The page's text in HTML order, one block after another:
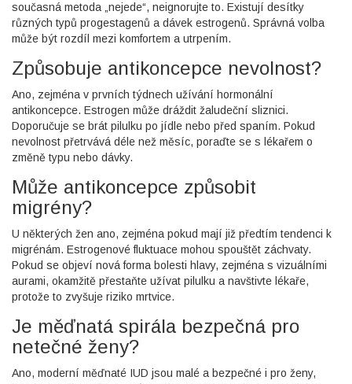
současná metoda „nejede“, neignorujte to. Existují desítky
různých typů progestagenů a dávek estrogenů. Správná volba
může být rozdíl mezi komfortem a utrpením.
Způsobuje antikoncepce nevolnost?
Ano, zejména v prvních týdnech užívání hormonální
antikoncepce. Estrogen může dráždit žaludeční sliznici.
Doporučuje se brát pilulku po jídle nebo před spaním. Pokud
nevolnost přetrvává déle než měsíc, poraďte se s lékařem o
změně typu nebo dávky.
Může antikoncepce způsobit
migrény?
U některých žen ano, zejména pokud mají již předtím tendenci k
migrénám. Estrogenové fluktuace mohou spouštět záchvaty.
Pokud se objeví nová forma bolesti hlavy, zejména s vizuálními
aurami, okamžitě přestaňte užívat pilulku a navštivte lékaře,
protože to zvyšuje riziko mrtvice.
Je měďnatá spirála bezpečná pro
netečné ženy?
Ano, moderní měďnaté IUD jsou malé a bezpečné i pro ženy,